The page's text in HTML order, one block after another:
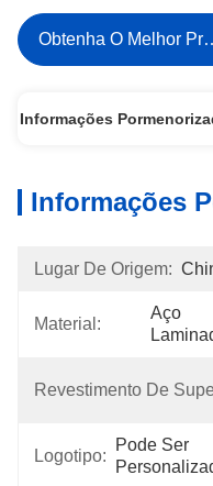
Obtenha O Melhor
Informações
Informações
Lugar De Origem:
Material:
Aço
Revestimento De
Logotipo:
Pode Ser